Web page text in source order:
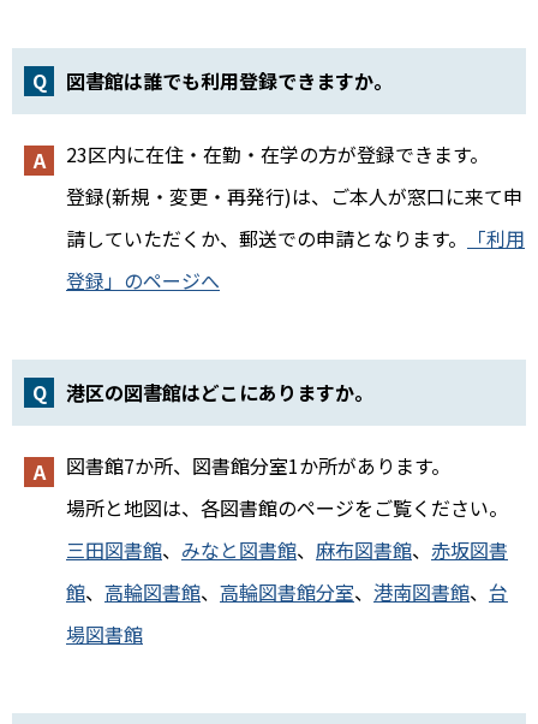
図書館は誰でも利用登録できますか。
23区内に在住・在勤・在学の方が登録できます。
登録(新規・変更・再発行)は、ご本人が窓口に来て申
請していただくか、郵送での申請となります。
「利用
登録」のページへ
港区の図書館はどこにありますか。
図書館7か所、図書館分室1か所があります。
場所と地図は、各図書館のページをご覧ください。
三田図書館、 みなと図書館、 麻布図書館、 赤坂図書
館、 高輪図書館、 高輪図書館分室、 港南図書館、 台
場図書館